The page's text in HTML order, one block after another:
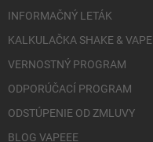
INFORMAČNÝ LETÁK
KALKULAČKA SHAKE & VAPE
VERNOSTNÝ PROGRAM
ODPORÚČACÍ PROGRAM
ODSTÚPENIE OD ZMLUVY
BLOG VAPEEE